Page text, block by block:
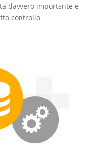
davvero importante e
controllo.